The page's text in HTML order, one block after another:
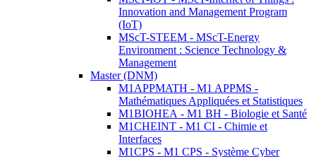
Innovation and Management Program
(IoT)
MScT-STEEM - MScT-Energy
Environment : Science Technology &
Management
Master (DNM)
M1APPMATH - M1 APPMS -
Mathématiques Appliquées et Statistiques
M1BIOHEA - M1 BH - Biologie et Santé
M1CHEINT - M1 CI - Chimie et
Interfaces
M1CPS - M1 CPS - Système Cyber